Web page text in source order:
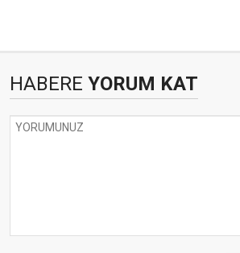
HABERE YORUM KAT